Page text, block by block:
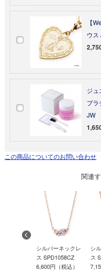
【
ウス
ジュ
プラ
JW
この商品についてのお問い合わせ
関連
シルバーネックレ
ス SPD1058CZ
6,600円（税込）
シ
ス